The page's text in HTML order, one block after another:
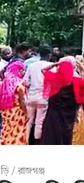
/রাজগঞ্জ